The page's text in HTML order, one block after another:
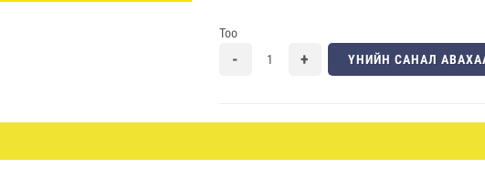
Тоо
ҮНИЙН САНАЛ